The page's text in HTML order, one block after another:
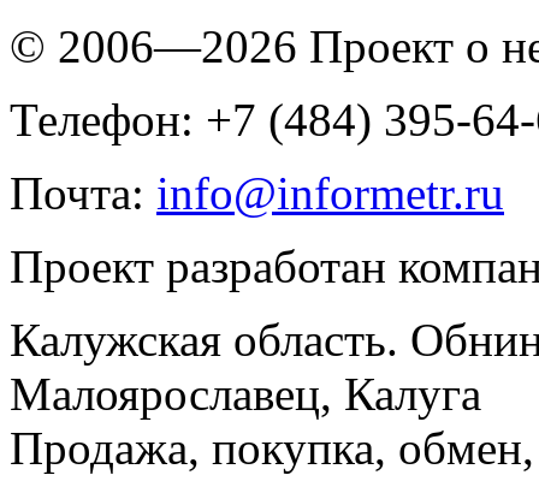
© 2006—2026 Проект о
Телефон: +7 (484) 395-
Почта: info@informetr.ru
Проект разработан
Калужская область.
Малоярославец, Калуга
Продажа, покупка, обмен,